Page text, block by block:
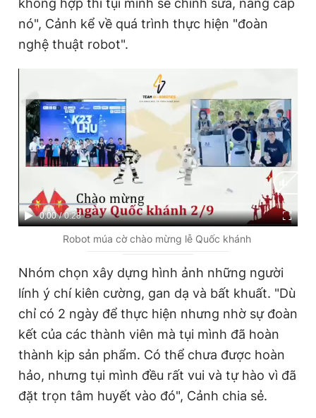
không hợp thì tụi mình sẽ chỉnh sửa, nâng cấp
nó", Cảnh kể về quá trình thực hiện "đoàn
nghệ thuật robot".
C
r
e
n
0:00 / D
u
a
t
i
n
0:28
Robot múa cờ chào mừng lễ Quốc khánh
Nhóm chọn xây dựng hình ảnh những người
lính ý chí kiên cường, gan dạ và bất khuất. "Dù
chỉ có 2 ngày để thực hiện nhưng nhờ sự đoàn
kết của các thành viên mà tụi mình đã hoàn
thành kịp sản phẩm. Có thể chưa được hoàn
hảo, nhưng tụi mình đều rất vui và tự hào vì đã